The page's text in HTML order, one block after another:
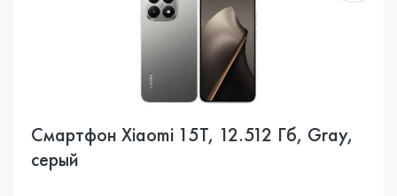
Смартфон Xiaomi 15T, 12.512 Гб, Gray,
серый